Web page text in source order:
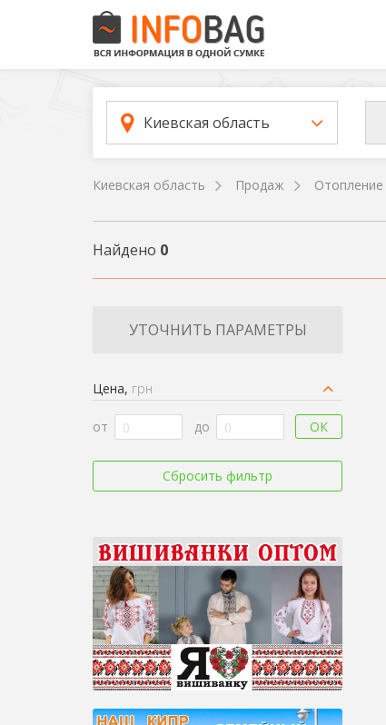
Киевская область
Киевская область Продаж Отопление
Найдено 0
УТОЧНИТЬ ПАРАМЕТРЫ
Цена, грн
от до ОК
Сбросить фильтр